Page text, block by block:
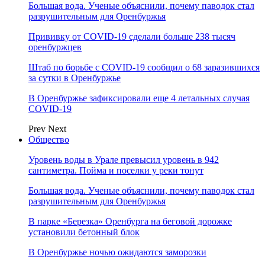
Большая вода. Ученые объяснили, почему паводок стал
разрушительным для Оренбуржья
Прививку от COVID-19 сделали больше 238 тысяч
оренбуржцев
Штаб по борьбе с СOVID-19 сообщил о 68 заразившихся
за сутки в Оренбуржье
В Оренбуржье зафиксировали еще 4 летальных случая
COVID-19
Prev Next
Общество
Уровень воды в Урале превысил уровень в 942
сантиметра. Пойма и поселки у реки тонут
Большая вода. Ученые объяснили, почему паводок стал
разрушительным для Оренбуржья
В парке «Березка» Оренбурга на беговой дорожке
установили бетонный блок
В Оренбуржье ночью ожидаются заморозки